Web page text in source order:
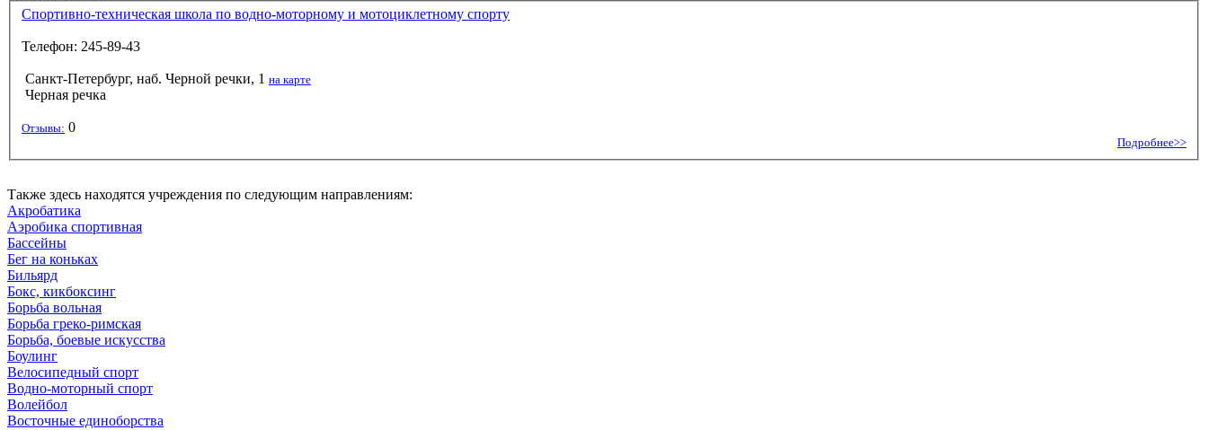
Спортивно-техническая школа по водно-моторному и мотоциклетному спорту
Телефон: 245-89-43
Санкт-Петербург, наб. Черной речки, 1 на карте
Черная речка
Отзывы: 0
Подробнее>>
Также здесь находятся учреждения по следующим направлениям:
Акробатика
Аэробика спортивная
Бассейны
Бег на коньках
Бильярд
Бокс, кикбоксинг
Борьба вольная
Борьба греко-римская
Борьба, боевые искусства
Боулинг
Велосипедный спорт
Водно-моторный спорт
Волейбол
Восточные единоборства